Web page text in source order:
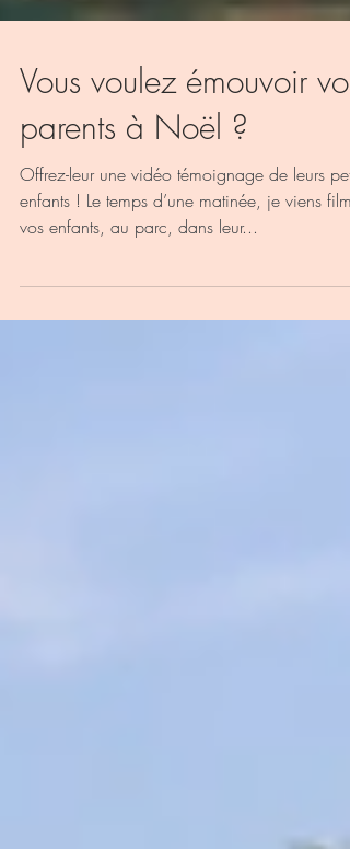
Vous voulez émouvoir vos
parents à Noël ?
Offrez-leur une vidéo témoignage de leurs
enfants ! Le temps d’une matinée, je viens